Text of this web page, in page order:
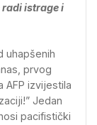
radi istrage i
uhapšenih
prvog
AFP izvijestila
Jedan
pacifistički